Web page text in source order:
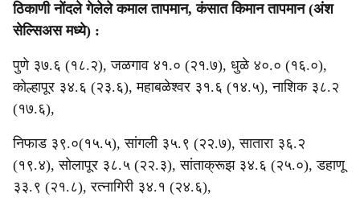
ठिकाणी नोंदले गेलेले कमाल तापमान, कंसात किमान तापमान (अंश
सेल्सिअस मध्ये) :
पुणे ३७.६ (१८.२), जळगाव ४१.० (२१.७), धुळे ४०.० (१६.०),
कोल्हापूर ३४.६ (२३.६), महाबळेश्वर ३१.६ (१४.५), नाशिक ३८.२
(१७.६),
निफाड ३९.०(१५.५), सांगली ३५.९ (२२.७), सातारा ३६.२
(१९.४), सोलापूर ३८.५ (२२.३), सांताक्रूझ ३४.६ (२५.०), डहाणू
३३.९ (२१.८), रत्नागिरी ३४.१ (२४.६),